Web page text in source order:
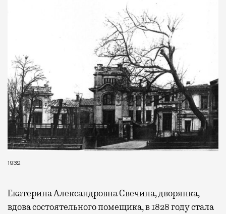
1932
Екатерина Александровна Свечина, дворянка,
вдова состоятельного помещика, в 1828 году стала